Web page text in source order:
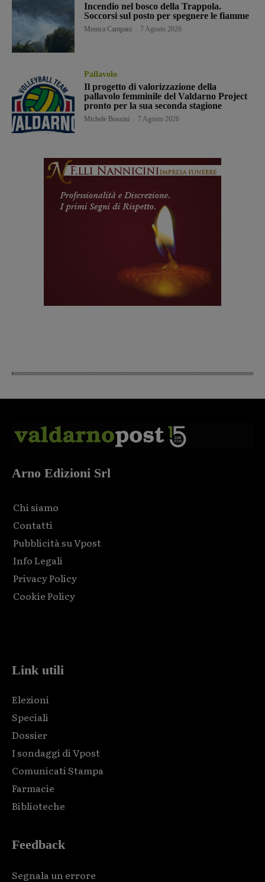
Incendio nel bosco della Trappola.
Soccorsi sul posto per spegnere le fiamme
Monica Campani 7 Agosto 2026
Pallavolo
Il progetto di valorizzazione della
pallavolo femminile del Valdarno Project
pronto per la sua seconda stagione
Michele Bossini 7 Agosto 2026
Arno Edizioni Srl
Chi siamo
Contatti
Pubblicità su Vpost
Info Legali
Privacy Policy
Cookie Policy
Link utili
Elezioni
Speciali
Dossier
I sondaggi di Vpost
Comunicati Stampa
Farmacie
Biblioteche
Feedback
Segnala un errore